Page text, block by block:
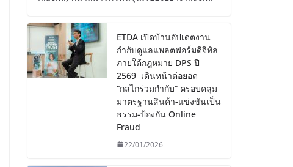
ETDA เปิดบ้านอัปเดตงาน
กำกับดูแลแพลตฟอร์มดิจิทัล
ภายใต้กฎหมาย DPS ปี
2569 เดินหน้าต่อยอด
“กลไกร่วมกำกับ” ครอบคลุม
มาตรฐานสินค้า-แข่งขันเป็น
ธรรม-ป้องกัน Online
Fraud
22/01/2026